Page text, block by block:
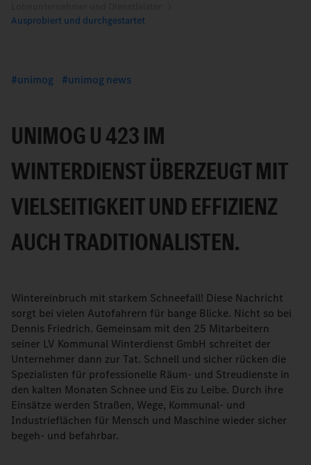
Ausprobiert und durchgestartet
unimog unimog news
UNIMOG U 423 IM
WINTERDIENST ÜBERZEUGT MIT
VIELSEITIGKEIT UND EFFIZIENZ
AUCH TRADITIONALISTEN.
Wintereinbruch mit starkem Schneefall! Diese Nachricht
sorgt bei vielen Autofahrern für bange Blicke. Nicht so bei
Dennis Friedrich. Gemeinsam mit den 25 Mitarbeitern
seiner LV Kommunal Winterdienst GmbH schreitet der
Unternehmer dann zur Tat. Schnell und sicher rücken die
Spezialisten für professionelle Räum- und Streudienste in
den kalten Monaten Schnee und Eis zu Leibe. Durch ihre
Einsätze werden Straßen, Wege, Kommunal- und
Industrieflächen für Mensch und Maschine wieder sicher
begeh- und befahrbar.